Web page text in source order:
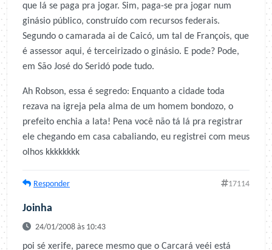
que lá se paga pra jogar. Sim, paga-se pra jogar num
ginásio público, construído com recursos federais.
Segundo o camarada ai de Caicó, um tal de François, que
é assessor aqui, é terceirizado o ginásio. E pode? Pode,
em São José do Seridó pode tudo.
Ah Robson, essa é segredo: Enquanto a cidade toda
rezava na igreja pela alma de um homem bondozo, o
prefeito enchia a lata! Pena você não tá lá pra registrar
ele chegando em casa cabaliando, eu registrei com meus
olhos kkkkkkkk
Responder 17114
Joinha
24/01/2008 às 10:43
poi sé xerife, parece mesmo que o Carcará veéi está